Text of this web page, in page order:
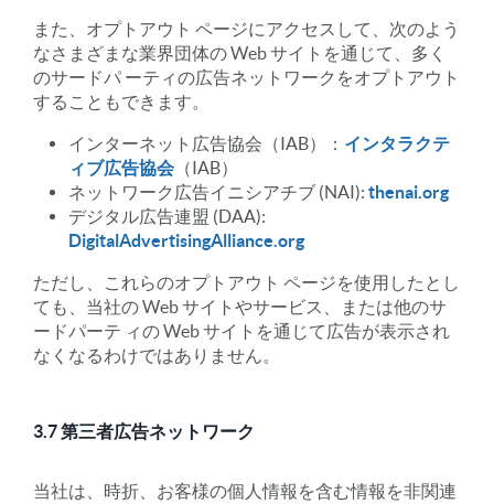
また、オプトアウト ページにアクセスして、次のよう
なさまざまな業界団体の Web サイトを通じて、多く
のサードパ ーティの広告ネットワークをオプトアウト
することもできます。
インターネット広告協会（IAB）： インタラクテ
ィブ広告協会 （IAB）
ネットワーク広告イニシアチブ (NAI): thenai.org
デジタル広告連盟 (DAA):
DigitalAdvertisingAlliance.org
ただし、これらのオプトアウト ページを使用したとし
ても、当社の Web サイトやサービス、または他のサ
ードパーテ ィの Web サイトを通じて広告が表示され
なくなるわけではありません。
3.7 第三者広告ネットワーク
当社は、時折、お客様の個人情報を含む情報を非関連